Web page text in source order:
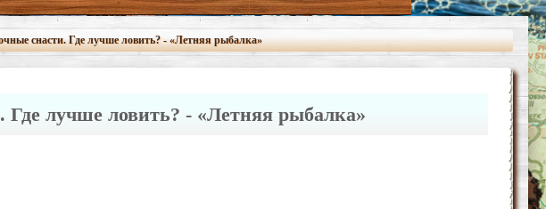
снасти. Где лучше ловить? - «Летняя рыбалка»
Где лучше ловить? - «Летняя рыбалка»